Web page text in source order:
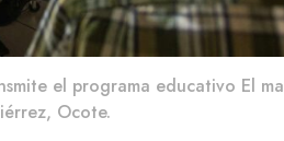
el programa educativo El
Ocote.